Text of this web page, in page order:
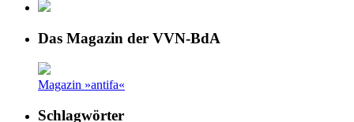
Das Magazin der VVN-BdA
Magazin »antifa«
Schlagwörter